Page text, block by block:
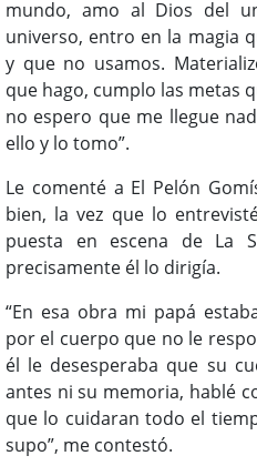
mundo, amo al Dios del
universo, entro en la magia
y que no usamos.
que hago, cumplo las metas
no espero que me llegue
ello y lo tomo”.
Le comenté a El Pelón
bien, la vez que lo
puesta en escena de La
precisamente él lo dirigía.
“En esa obra mi papá
por el cuerpo que no le
él le desesperaba que su
antes ni su memoria, hablé
que lo cuidaran todo el
supo”, me contestó.